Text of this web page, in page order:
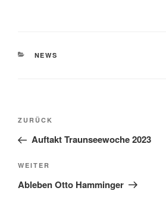
KATEGORIEN
NEWS
Beitragsnavigation
Vorheriger
Beitrag
ZURÜCK
Auftakt Traunseewoche 2023
Nächster
Beitrag
WEITER
Ableben Otto Hamminger